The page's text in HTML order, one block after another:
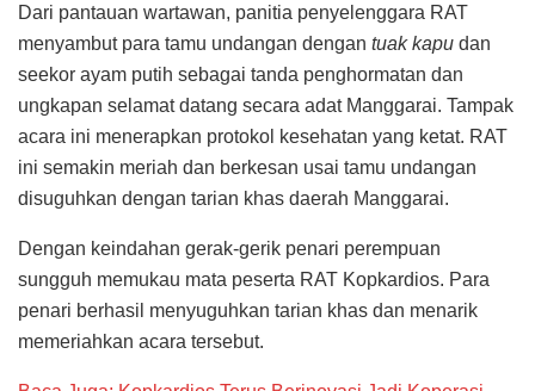
Dari pantauan wartawan, panitia penyelenggara RAT
menyambut para tamu undangan dengan tuak kapu dan
seekor ayam putih sebagai tanda penghormatan dan
ungkapan selamat datang secara adat Manggarai. Tampak
acara ini menerapkan protokol kesehatan yang ketat. RAT
ini semakin meriah dan berkesan usai tamu undangan
disuguhkan dengan tarian khas daerah Manggarai.
Dengan keindahan gerak-gerik penari perempuan
sungguh memukau mata peserta RAT Kopkardios. Para
penari berhasil menyuguhkan tarian khas dan menarik
memeriahkan acara tersebut.